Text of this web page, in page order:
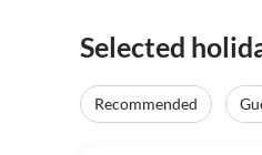
Selected
Recommended